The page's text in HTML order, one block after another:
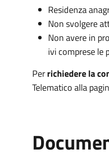
Residenza
Non svolgere
Non avere in
ivi comprese le
Perrichiedere la
Telematico alla